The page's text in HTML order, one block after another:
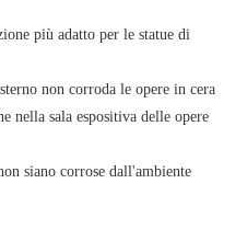
più adatto per le statue di
non corroda le opere in cera
nella sala espositiva delle opere
siano corrose dall'ambiente